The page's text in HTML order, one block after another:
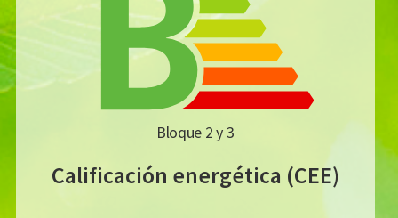
Bloque 2 y 3
Calificación energética (CEE)